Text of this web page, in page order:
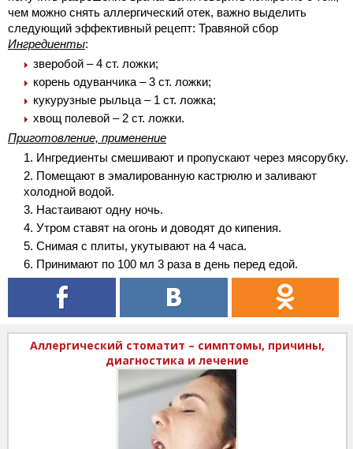
чем можно снять аллергический отек, важно выделить
следующий эффективный рецепт: Травяной сбор
Ингредиенты:
зверобой – 4 ст. ложки;
корень одуванчика – 3 ст. ложки;
кукурузные рыльца – 1 ст. ложка;
хвощ полевой – 2 ст. ложки.
Приготовление, применение
Ингредиенты смешивают и пропускают через мясорубку.
Помещают в эмалированную кастрюлю и заливают
холодной водой.
Настаивают одну ночь.
Утром ставят на огонь и доводят до кипения.
Снимая с плиты, укутывают на 4 часа.
Принимают по 100 мл 3 раза в день перед едой.
Аллергический стоматит – симптомы, причины,
диагностика и лечение